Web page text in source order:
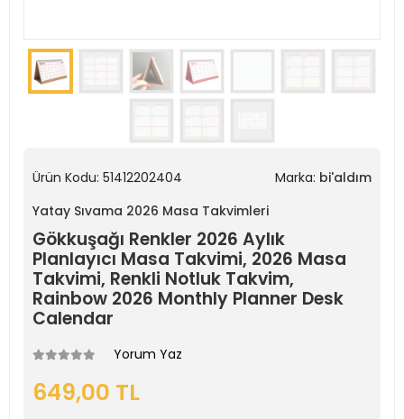
Ürün Kodu: 51412202404 Marka: bi'aldım
Yatay Sıvama 2026 Masa Takvimleri
Gökkuşağı Renkler 2026 Aylık
Planlayıcı Masa Takvimi, 2026 Masa
Takvimi, Renkli Notluk Takvim,
Rainbow 2026 Monthly Planner Desk
Calendar
Yorum Yaz
649,00 TL